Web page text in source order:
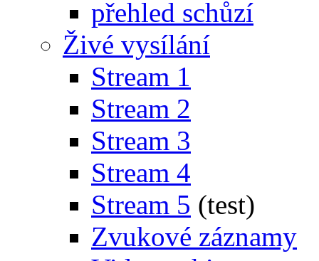
přehled schůzí
Živé vysílání
Stream 1
Stream 2
Stream 3
Stream 4
Stream 5 (test)
Zvukové záznamy